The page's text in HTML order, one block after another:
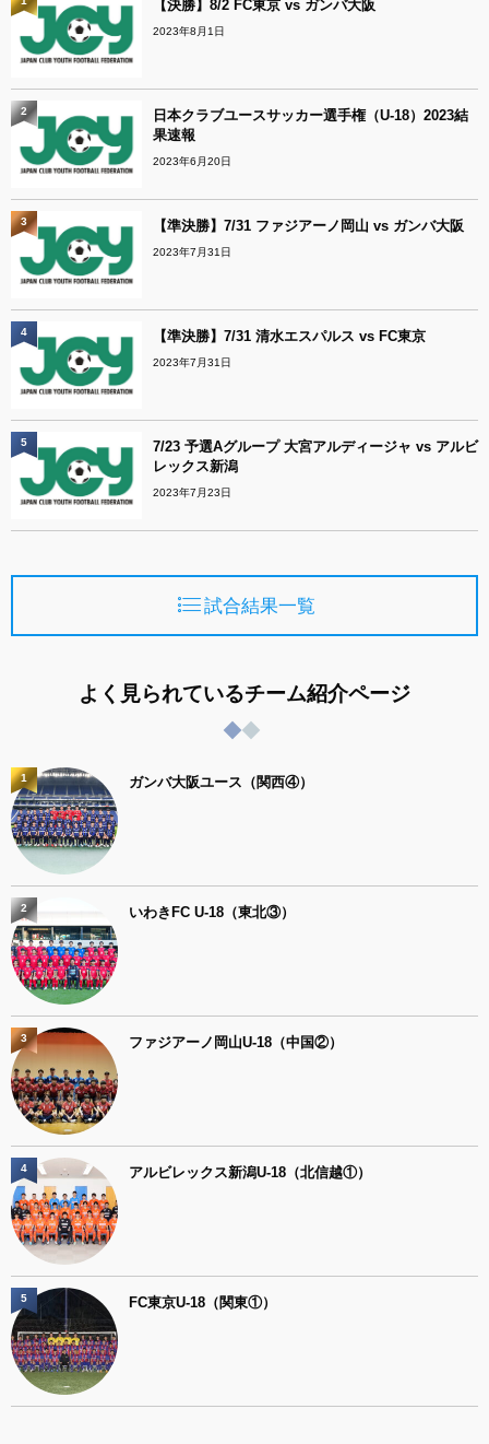
【決勝】8/2 FC東京 vs ガンバ大阪
2023年8月1日
日本クラブユースサッカー選手権（U-18）2023結
果速報
2023年6月20日
2
【準決勝】7/31 ファジアーノ岡山 vs ガンバ大阪
2023年7月31日
3
【準決勝】7/31 清水エスパルス vs FC東京
2023年7月31日
4
7/23 予選Aグループ 大宮アルディージャ vs アルビ
レックス新潟
2023年7月23日
5
試合結果一覧
よく見られているチーム紹介ページ
ガンバ大阪ユース（関西④）
1
いわきFC U-18（東北③）
2
ファジアーノ岡山U-18（中国②）
3
アルビレックス新潟U-18（北信越①）
4
FC東京U-18（関東①）
5